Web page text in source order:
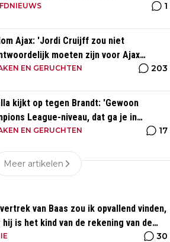
1
Ajax: 'Jordi Cruijff zou niet
moeten zijn voor Ajax
EN GERUCHTEN 203
kijkt op tegen Brandt: 'Gewoon
League-niveau, dat ga je in
ook zien'
EN GERUCHTEN 17
Meer artikelen
van Baas zou ik opvallend vinden,
hij is het kind van de rekening van de
van Blind'
30